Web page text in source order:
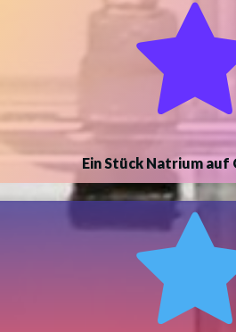
Ein Stück Natrium auf